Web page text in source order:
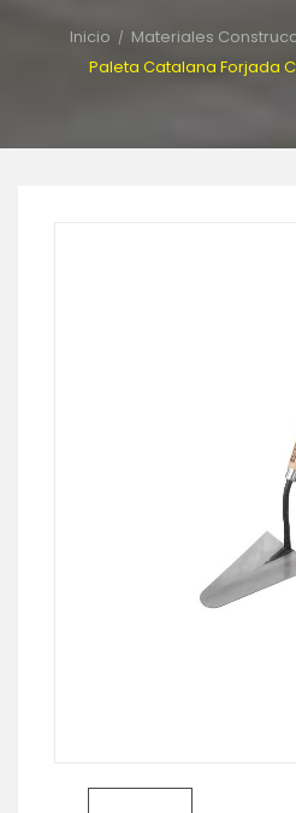
Inicio Materiales
Paleta Catalana Forjada